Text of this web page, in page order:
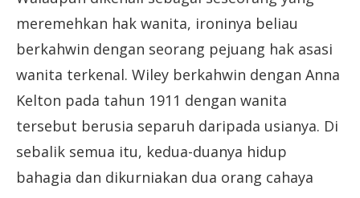
meremehkan hak wanita, ironinya beliau
berkahwin dengan seorang pejuang hak asasi
wanita terkenal. Wiley berkahwin dengan Anna
Kelton pada tahun 1911 dengan wanita
tersebut berusia separuh daripada usianya. Di
sebalik semua itu, kedua-duanya hidup
bahagia dan dikurniakan dua orang cahaya